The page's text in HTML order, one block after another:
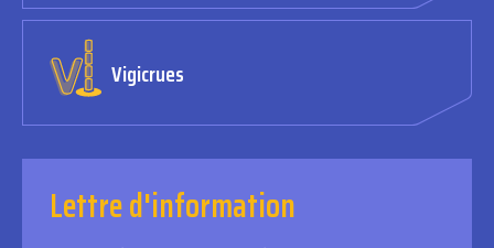
Vigicrues
Lettre d'information